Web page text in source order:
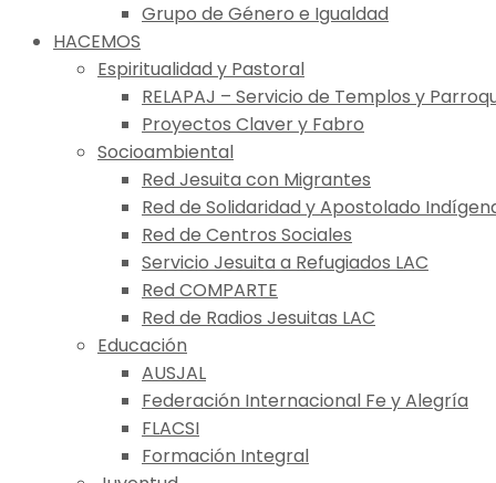
Grupo de Género e Igualdad
HACEMOS
Espiritualidad y Pastoral
RELAPAJ – Servicio de Templos y
Proyectos Claver y Fabro
Socioambiental
Red Jesuita con Migrantes
Red de Solidaridad y Apostolado
Red de Centros Sociales
Servicio Jesuita a Refugiados LAC
Red COMPARTE
Red de Radios Jesuitas LAC
Educación
AUSJAL
Federación Internacional Fe y Alegría
FLACSI
Formación Integral